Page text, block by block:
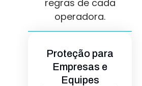
regras de cada
operadora.
Proteção para
Empresas e
Equipes